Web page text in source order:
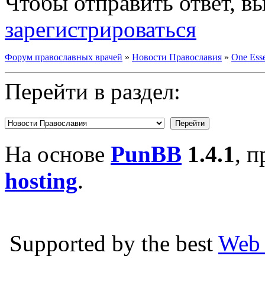
зарегистрироваться
Форум православных врачей » Новости Православия » One
Перейти в раздел:
На основе PunBB 1.4.1,
hosting.
Supported by the best